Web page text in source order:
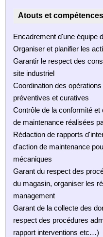
Atouts et compétences
Encadrement d'une équipe
Organiser et planifier les
Garantir le respect des
site industriel
Coordination des
préventives et curatives
Contrôle de la conformité et
de maintenance réalisées
Rédaction de rapports
d'action de maintenance
mécaniques
Garant du respect des
du magasin, organiser les
management
Garant de la collecte des
respect des procédures
rapport interventions etc…)